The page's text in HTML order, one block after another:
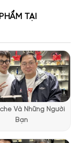
EDP. Chai nước
TẠI
Và Những Người
Bạn